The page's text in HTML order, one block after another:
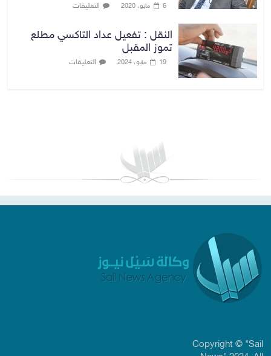
6 مايو، 2020 التعليقات
النقل : تفعيل عداد التاكسي مطلع
تموز المقبل
19 مايو، 2024 التعليقات
Copyright © "Sail